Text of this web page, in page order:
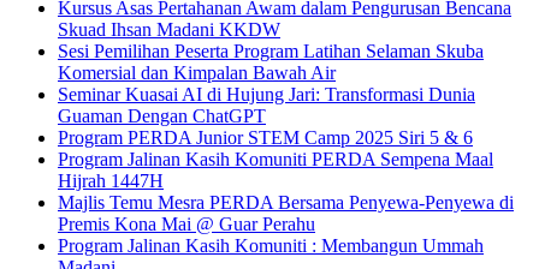
Kursus Asas Pertahanan Awam dalam Pengurusan Bencana
Skuad Ihsan Madani KKDW
Sesi Pemilihan Peserta Program Latihan Selaman Skuba
Komersial dan Kimpalan Bawah Air
Seminar Kuasai AI di Hujung Jari: Transformasi Dunia
Guaman Dengan ChatGPT
Program PERDA Junior STEM Camp 2025 Siri 5 & 6
Program Jalinan Kasih Komuniti PERDA Sempena Maal
Hijrah 1447H
Majlis Temu Mesra PERDA Bersama Penyewa-Penyewa di
Premis Kona Mai @ Guar Perahu
Program Jalinan Kasih Komuniti : Membangun Ummah